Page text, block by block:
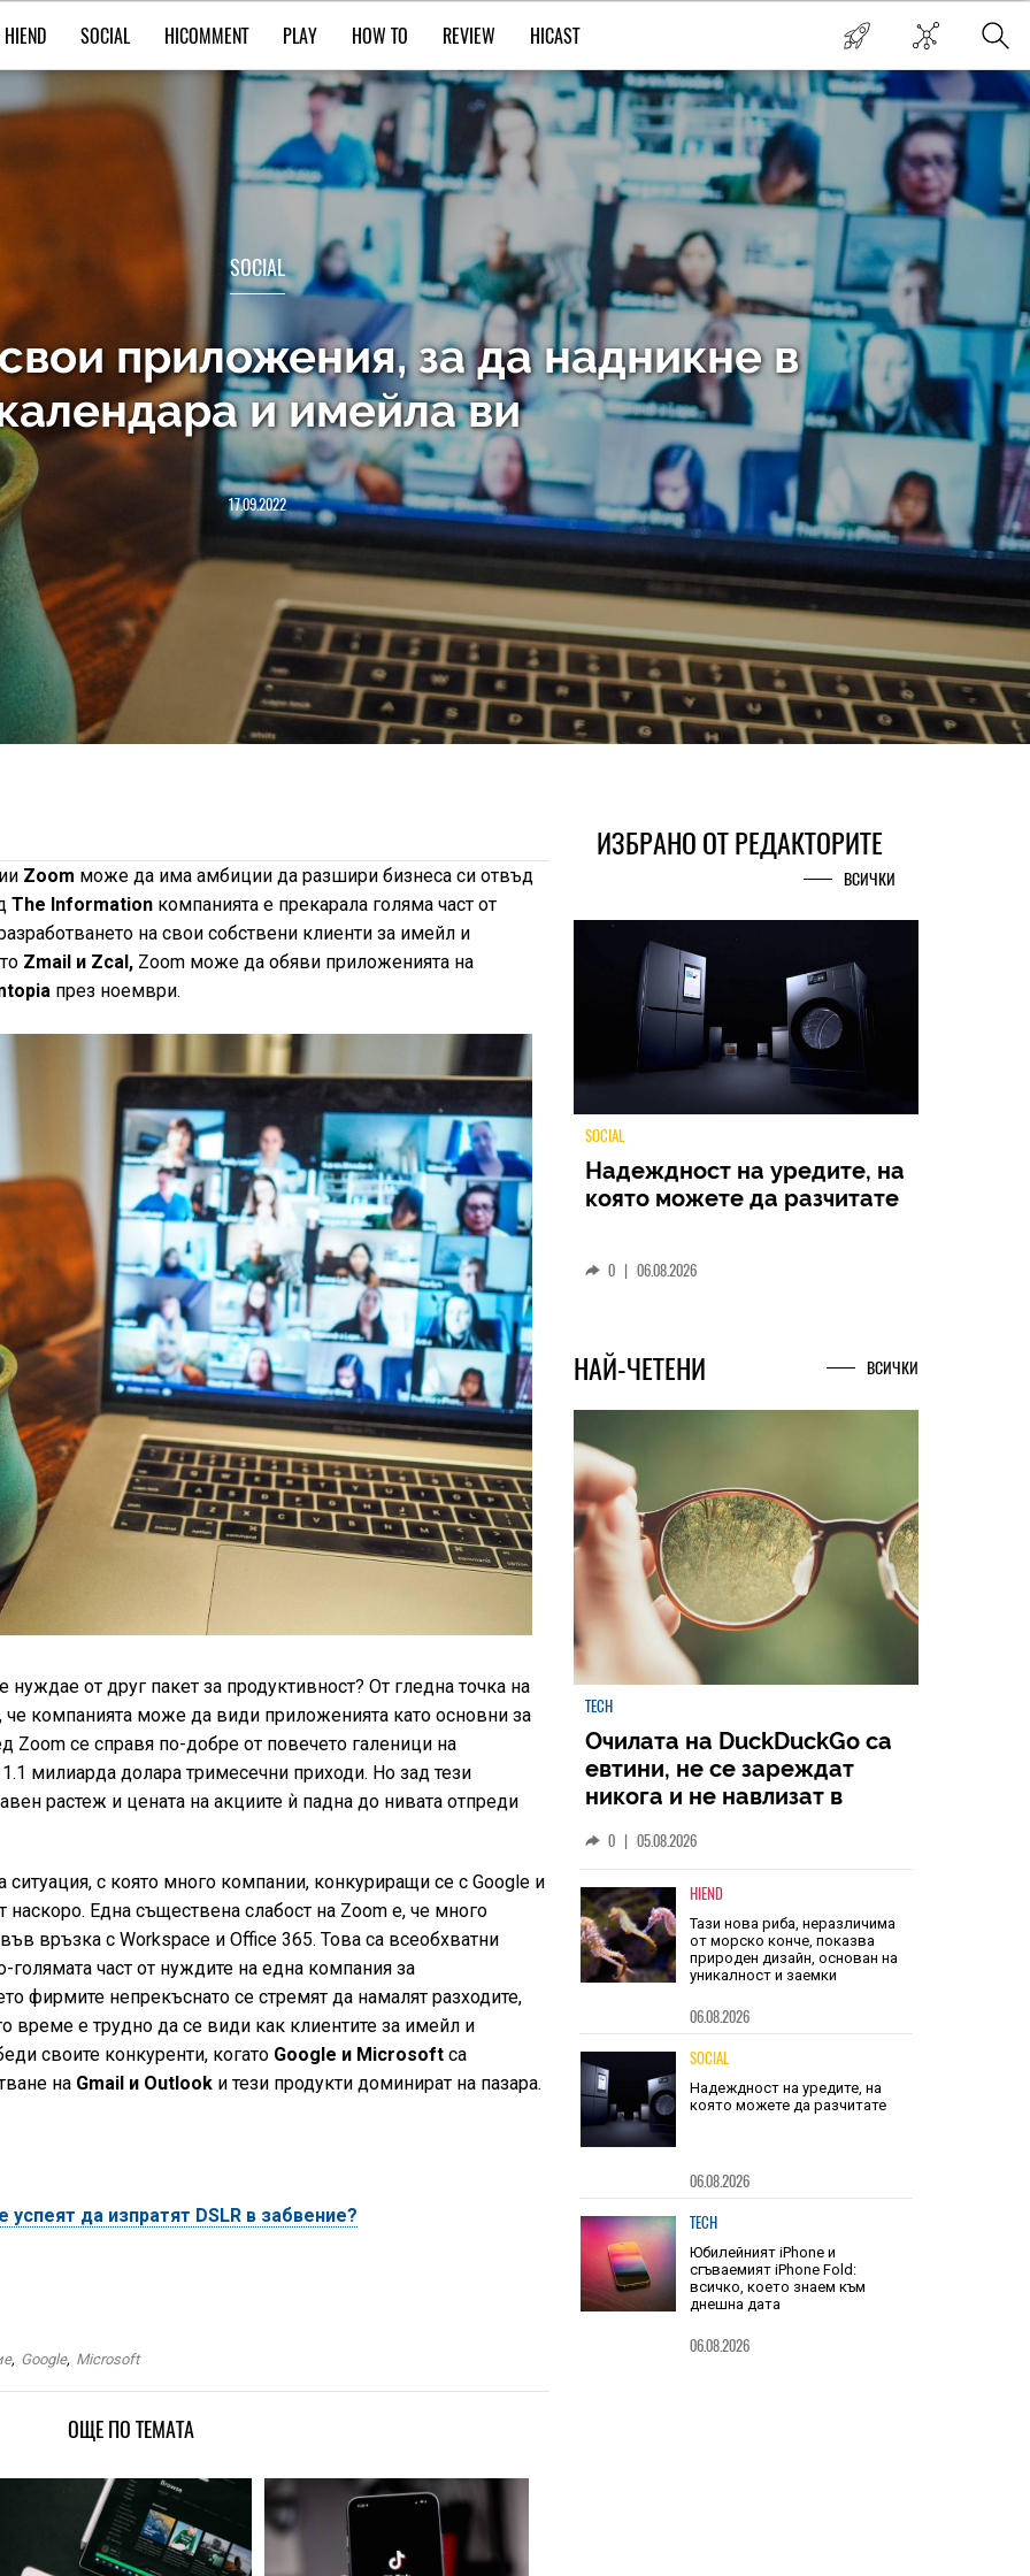
HIEND SOCIAL HICOMMENT PLAY HOW TO REVIEW HICAST
SOCIAL
приложения, за да надникне в
и имейла ви
17.09.2022
Zoom може да има амбиции да разшири бизнеса си отвъд
The ​​Informationкомпанията е прекарала голяма част от
на свои собствени клиенти за имейл и
Zmail и Zcal, Zoom може да обяви приложенията на
през ноември.
нуждае от друг пакет за продуктивност? От гледна точка на
че компанията може да види приложенията като основни за
Zoom се справя по-добре от повечето галеници на
милиарда долара тримесечни приходи. Но зад тези
растеж и цената на акциите ѝ падна до нивата отпреди
с която много компании, конкуриращи се с Google и
Една съществена слабост на Zoom е, че много
връзка с Workspace и Office 365. Това са всеобхватни
голямата част от нуждите на една компания за
фирмите непрекъснато се стремят да намалят разходите,
време е трудно да се види как клиентите за имейл и
своите конкуренти, когато Google и Microsoft са
на Gmail и Outlook и тези продукти доминират на пазара.
да изпратят DSLR в забвение?
, Google, Microsoft
ОЩЕ ПО ТЕМАТА
ИЗБРАНО ОТ РЕДАКТОРИТЕ
ВСИЧКИ
TECH
Ultra – ново име, познато
НАЙ-ЧЕТЕНИ
TECH
Очилата на DuckDuckGo са
евтини, не се зареждат
личното пространство – и
вашето, и чуждото
0 | 05.08.2026
HIEND
Тази нова риба, неразличима
природен дизайн, основан на
уникалност и заемки
06.08.2026
06.08.2026
TECH
Юбилейният iPhone и
всичко, което знаем към